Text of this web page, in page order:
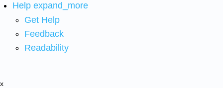
Help expand_more
Get Help
Feedback
Readability
x